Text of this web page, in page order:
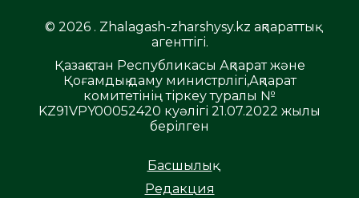
© 2026 . Zhalagash-zharshysy.kz ақпараттық
агенттігі.
Қазақстан Республикасы Ақпарат және
Қоғамдық даму министрлігі,Ақпарат
комитетінің тіркеу туралы №
KZ91VPY00052420 куәлігі 21.07.2022 жылы
берілген
Басшылық
Редакция